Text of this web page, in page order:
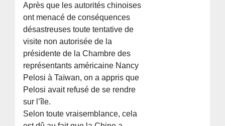
Après que les autorités chinoises
ont menacé de conséquences
désastreuses toute tentative de
visite non autorisée de la
présidente de la Chambre des
représentants américaine Nancy
Pelosi à Taïwan, on a appris que
Pelosi avait refusé de se rendre
sur l’île.
Selon toute vraisemblance, cela